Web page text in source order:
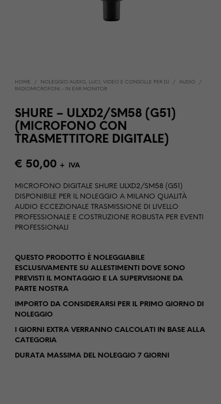
HOME / NOLEGGIO AUDIO, LUCI, VIDEO E CONSOLLE PER DJ / AUDIO
/
RADIOMICROFONI - IN EAR MONITOR
SHURE – ULXD2/SM58 (G51)
(MICROFONO CON
TRASMETTITORE DIGITALE)
€ 50,00 + IVA
MICROFONO DIGITALE SHURE ULXD2/SM58 (G51)
DISPONIBILE PER IL NOLEGGIO A MILANO QUALITÀ
AUDIO ECCEZIONALE TRASMISSIONE DI LIVELLO
PROFESSIONALE E COSTRUZIONE ROBUSTA PER EVENTI
PROFESSIONALI
QUESTO PRODOTTO È NOLEGGIABILE
ESCLUSIVAMENTE SU ALLESTIMENTI DOVE SONO
PREVISTI IL MONTAGGIO E LA SUPERVISIONE DA
PARTE NOSTRA
IMPORTO DA CONSIDERARSI PER IL PRIMO GIORNO DI
NOLEGGIO
I GIORNI EXTRA VERRANNO CALCOLATI IN BASE ALLA
CATEGORIA
DURATA MASSIMA DEL NOLEGGIO 7 GIORNI